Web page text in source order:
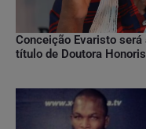
Conceição Evaristo
título de Doutora